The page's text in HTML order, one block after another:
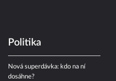
Politika
Nová superdávka: kdo na ní
dosáhne?